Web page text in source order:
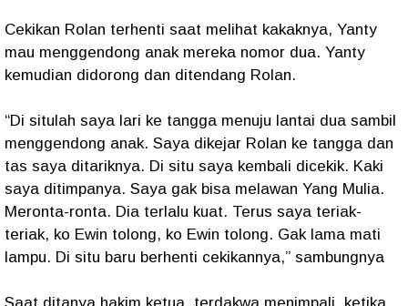
Cekikan Rolan terhenti saat melihat kakaknya, Yanty
mau menggendong anak mereka nomor dua. Yanty
kemudian didorong dan ditendang Rolan.
“Di situlah saya lari ke tangga menuju lantai dua sambil
menggendong anak. Saya dikejar Rolan ke tangga dan
tas saya ditariknya. Di situ saya kembali dicekik. Kaki
saya ditimpanya. Saya gak bisa melawan Yang Mulia.
Meronta-ronta. Dia terlalu kuat. Terus saya teriak-
teriak, ko Ewin tolong, ko Ewin tolong. Gak lama mati
lampu. Di situ baru berhenti cekikannya,” sambungnya